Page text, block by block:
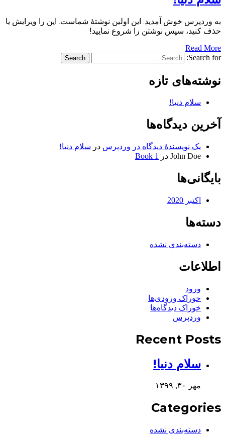
به وردپرس خوش آمدید. این اولین نوشتهٔ شماست. این را ویرایش یا
حذف کنید، سپس نوشتن را شروع نمایید!
Read More
Search for:
Search
نوشته‌های تازه
سلام دنیا!
آخرین دیدگاه‌ها
یک نویسندهٔ دیدگاه در وردپرس در سلام دنیا!
John Doe در Book 1
بایگانی‌ها
اکتبر 2020
دسته‌ها
دسته‌بندی نشده
اطلاعات
ورود
خوراک ورودی‌ها
خوراک دیدگاه‌ها
وردپرس
Recent Posts
سلام دنیا!
مهر ۳۰, ۱۳۹۹
Categories
دسته‌بندی نشده